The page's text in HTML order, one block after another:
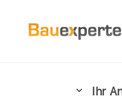
Ihr